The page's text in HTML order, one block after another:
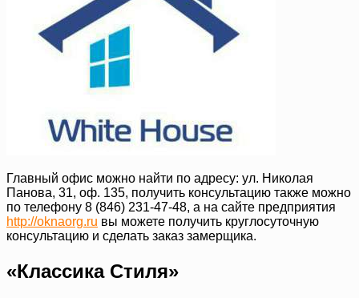
Главный офис можно найти по адресу: ул. Николая
Панова, 31, оф. 135, получить консультацию также можно
по телефону 8 (846) 231-47-48, а на сайте предприятия
http://oknaorg.ru вы можете получить круглосуточную
консультацию и сделать заказ замерщика.
«Классика Стиля»